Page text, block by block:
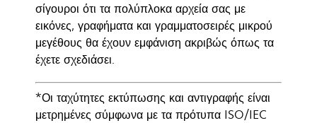
σίγουροι ότι τα πολύπλοκα αρχεία σας με
εικόνες, γραφήματα και γραμματοσειρές μικρού
μεγέθους θα έχουν εμφάνιση ακριβώς όπως τα
έχετε σχεδιάσει.
*Οι ταχύτητες εκτύπωσης και αντιγραφής είναι
μετρημένες σύμφωνα με τα πρότυπα ISO/IEC